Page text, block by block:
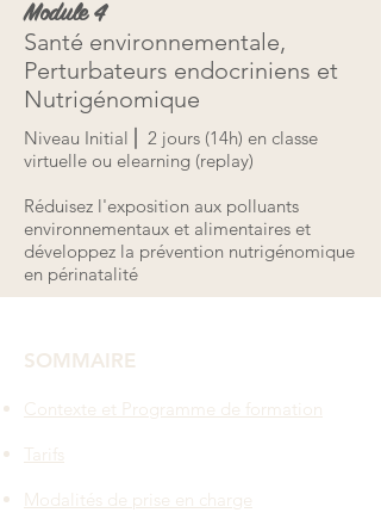
Module 4
Santé environnementale,
Perturbateurs endocriniens et
Nutrigénomique
Niveau Initial ⎜ 2 jours (14h) en classe
virtuelle ou elearning (replay)
Réduisez l'exposition aux polluants
environnementaux et alimentaires et
développez la prévention nutrigénomique
en périnatalité
SOMMAIRE
Contexte et Programme de formation
Tarifs
Modalités de prise en charge